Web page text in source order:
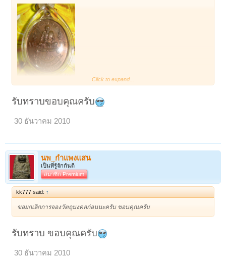
ขอบคุณครับผม
Click to expand...
รับทราบขอบคุณครับ
30 ธันวาคม 2010
นพ_กำแพงแสน
เป็นที่รู้จักกันดี
สมาชิก Premium
kk777 said: ↑
ขอยกเลิกการจองวัตถุมงคลก่อนนะครับ ขอบคุณครับ
รับทราบ ขอบคุณครับ
30 ธันวาคม 2010